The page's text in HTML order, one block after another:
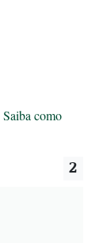
Saiba como
2